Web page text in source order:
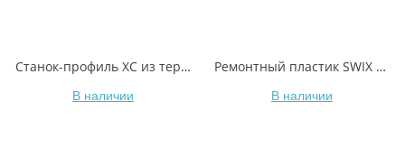
Станок-профиль XC из термопластика, две части, T0766 вес 1,4 кг
В наличии
Ремонтный пластик SWIX T1716 черный 6mm 4 шт., 35гр
В наличии